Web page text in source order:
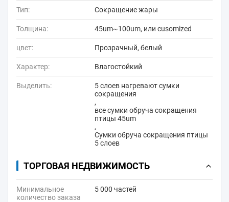
Тип: Сокращение жары
Толщина: 45um~100um, или cusomized
цвет: Прозрачный, белый
Характер: Влагостойкий
Выделить:
5 слоев нагревают сумки
сокращения
,
все сумки обруча сокращения
птицы 45um
,
Сумки обруча сокращения птицы
5 слоев
ТОРГОВАЯ НЕДВИЖИМОСТЬ
Минимальное
количество заказа
5 000 частей